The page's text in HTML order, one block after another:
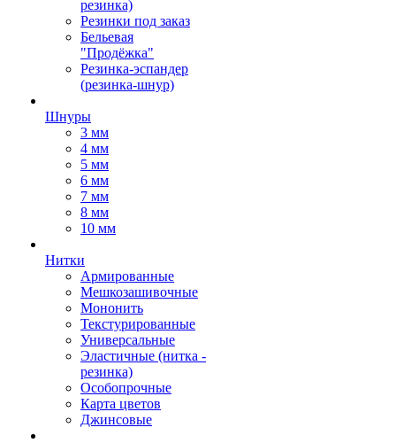
резинка)
Резинки под заказ
Бельевая
"Продёжка"
Резинка-эспандер
(резинка-шнур)
Шнуры
3 мм
4 мм
5 мм
6 мм
7 мм
8 мм
10 мм
Нитки
Армированные
Мешкозашивочные
Мононить
Текстурированные
Универсальные
Эластичные (нитка -
резинка)
Особопрочные
Карта цветов
Джинсовые